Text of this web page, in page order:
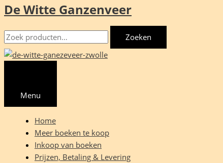
De Witte Ganzenveer
Zoeken
naar:
Zoeken
Menu
Home
Meer boeken te koop
Inkoop van boeken
Prijzen, Betaling & Levering